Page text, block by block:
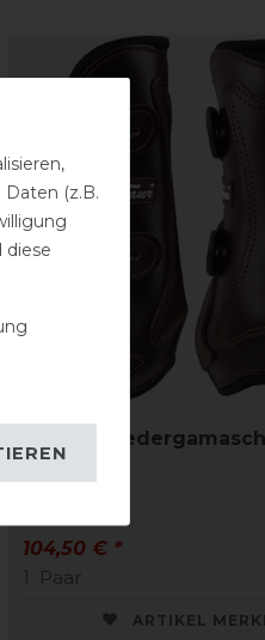
Kentaur
104,50 € *
1
Paar
ARTIKEL
(z.B.
diese